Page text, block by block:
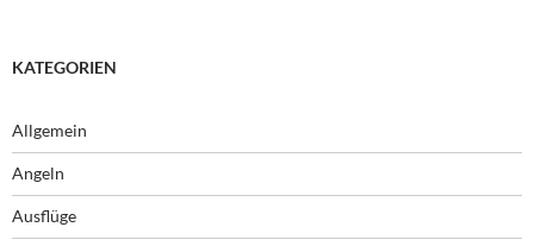
KATEGORIEN
Allgemein
Angeln
Ausflüge